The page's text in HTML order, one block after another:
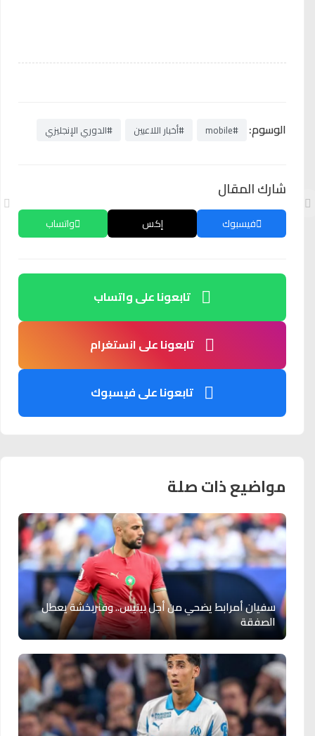
الوسوم: #mobile #أخبار اللاعبين #الدوري الإنجليزي
شارك المقال
فيسبوك إكس واتساب
تابعونا على واتساب
تابعونا على انستغرام
تابعونا على فيسبوك
مواضيع ذات صلة
سفيان أمرابط يضحي من أجل بيتيس.. وفنربخشة يعطل
الصفقة